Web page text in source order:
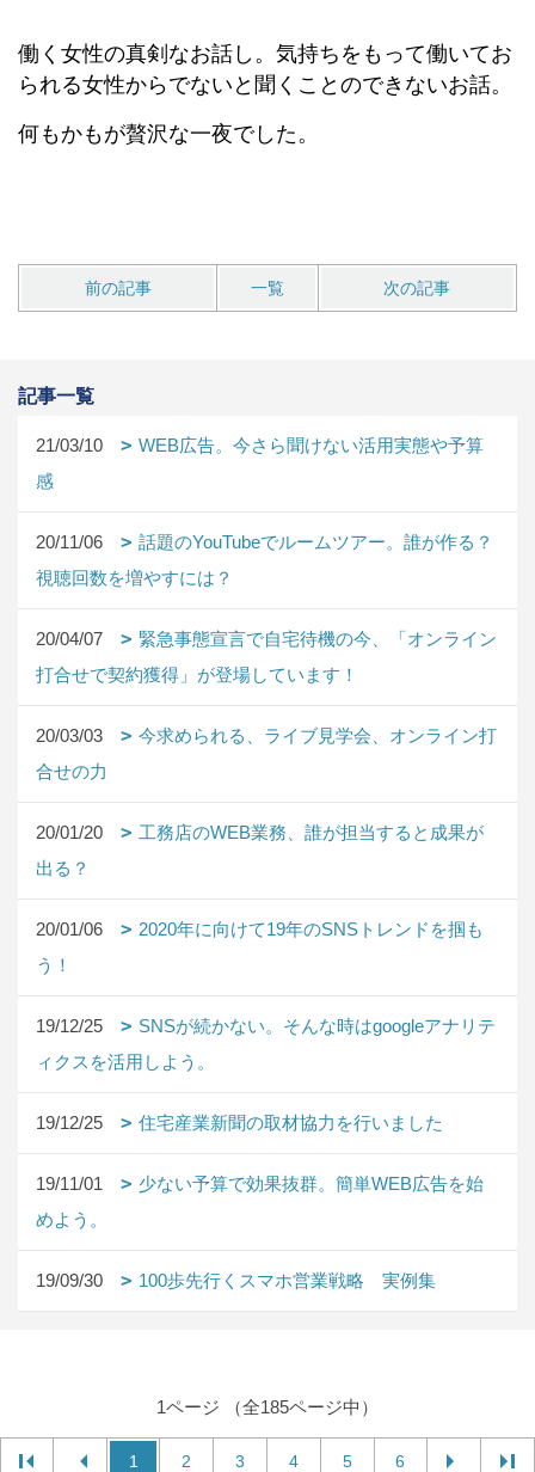
働く女性の真剣なお話し。気持ちをもって働いてお
られる女性からでないと聞くことのできないお話。
何もかもが贅沢な一夜でした。
前の記事 一覧 次の記事
記事一覧
21/03/10
WEB広告。今さら聞けない活用実態や予算
感
20/11/06
話題のYouTubeでルームツアー。誰が作る？
視聴回数を増やすには？
20/04/07
緊急事態宣言で自宅待機の今、「オンライン
打合せで契約獲得」が登場しています！
20/03/03
今求められる、ライブ見学会、オンライン打
合せの力
20/01/20
工務店のWEB業務、誰が担当すると成果が
出る？
20/01/06
2020年に向けて19年のSNSトレンドを掴も
う！
19/12/25
SNSが続かない。そんな時はgoogleアナリテ
ィクスを活用しよう。
19/12/25 住宅産業新聞の取材協力を行いました
19/11/01
少ない予算で効果抜群。簡単WEB広告を始
めよう。
19/09/30 100歩先行くスマホ営業戦略 実例集
1ページ （全185ページ中）
1 2 3 4 5 6